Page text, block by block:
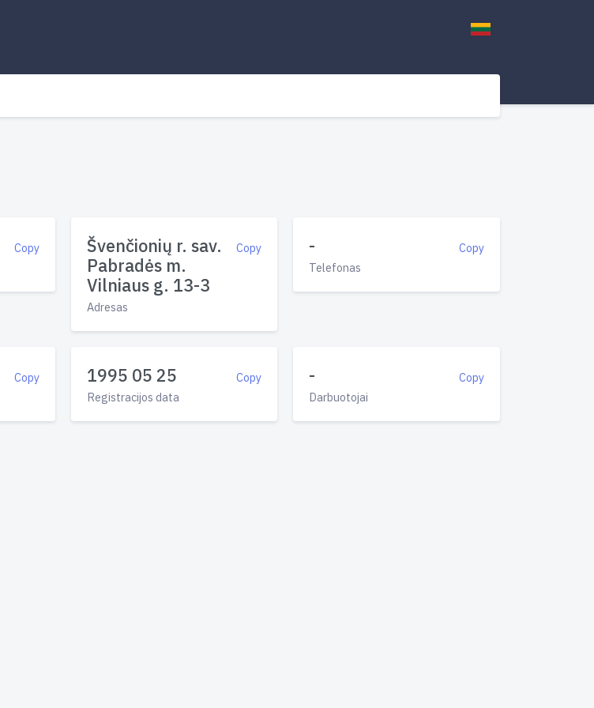
Copy Copy
Švenčionių r. sav.
Pabradės m.
Vilniaus g. 13-3
Adresas
Copy
-
Telefonas
Copy Copy
1995 05 25
Registracijos data
Copy
-
Darbuotojai